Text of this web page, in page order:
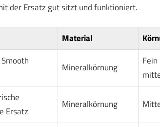
der Ersatz gut sitzt und funktioniert.
Material
Mineralkörnung
Ersatz
Mineralkörnung